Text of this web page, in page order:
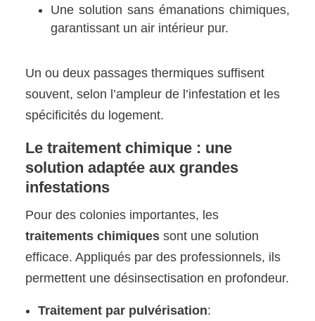
Une solution sans émanations chimiques,
garantissant un air intérieur pur.
Un ou deux passages thermiques suffisent
souvent, selon l’ampleur de l’infestation et les
spécificités du logement.
Le traitement chimique : une
solution adaptée aux grandes
infestations
Pour des colonies importantes, les
traitements chimiques sont une solution
efficace. Appliqués par des professionnels, ils
permettent une désinsectisation en profondeur.
Traitement par pulvérisation: